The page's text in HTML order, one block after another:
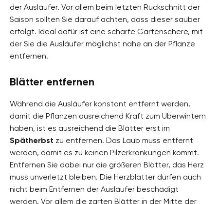
der Ausläufer. Vor allem beim letzten Rückschnitt der
Saison sollten Sie darauf achten, dass dieser sauber
erfolgt. Ideal dafür ist eine scharfe Gartenschere, mit
der Sie die Ausläufer möglichst nahe an der Pflanze
entfernen.
Blätter entfernen
Während die Ausläufer konstant entfernt werden,
damit die Pflanzen ausreichend Kraft zum Überwintern
haben, ist es ausreichend die Blätter erst im
Spätherbst zu entfernen. Das Laub muss entfernt
werden, damit es zu keinen Pilzerkrankungen kommt.
Entfernen Sie dabei nur die größeren Blätter, das Herz
muss unverletzt bleiben. Die Herzblätter dürfen auch
nicht beim Entfernen der Ausläufer beschädigt
werden. Vor allem die zarten Blätter in der Mitte der